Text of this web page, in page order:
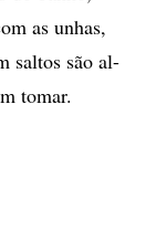
as unhas,
saltos são al-
tomar.